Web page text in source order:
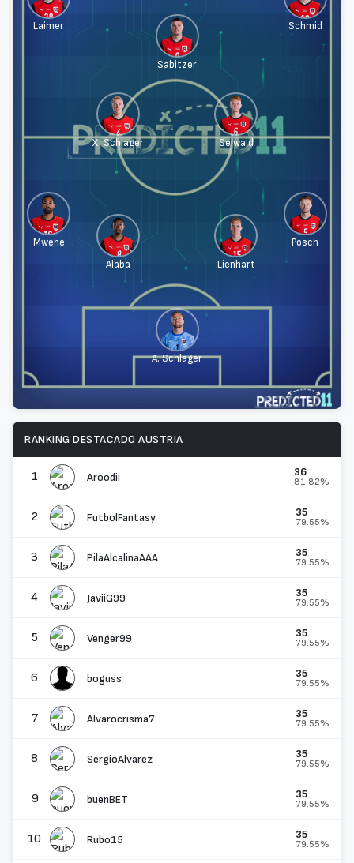
Alaba Lienhart
Sabitzer
Laimer
Posch
Seiwald
A. Schlager
X. Schlager
Mwene
Schmid
RANKING DESTACADO AUSTRIA
1 Aroodii 36
81.82%
2 FutbolFantasy 35
79.55%
3 PilaAlcalinaAAA 35
79.55%
4 JaviiG99 35
79.55%
5 Venger99 35
79.55%
6 boguss 35
79.55%
7 Alvarocrisma7 35
79.55%
8 SergioAlvarez 35
79.55%
9 buenBET 35
79.55%
10 Rubo15 35
79.55%